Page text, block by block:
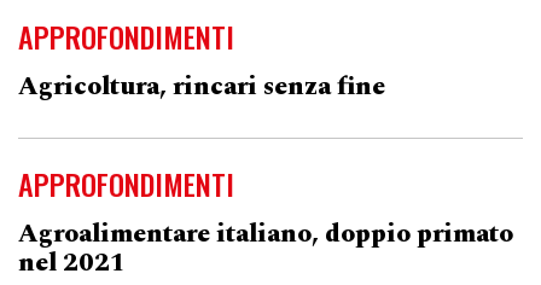
APPROFONDIMENTI
Agricoltura, rincari senza fine
APPROFONDIMENTI
Agroalimentare italiano, doppio primato
nel 2021